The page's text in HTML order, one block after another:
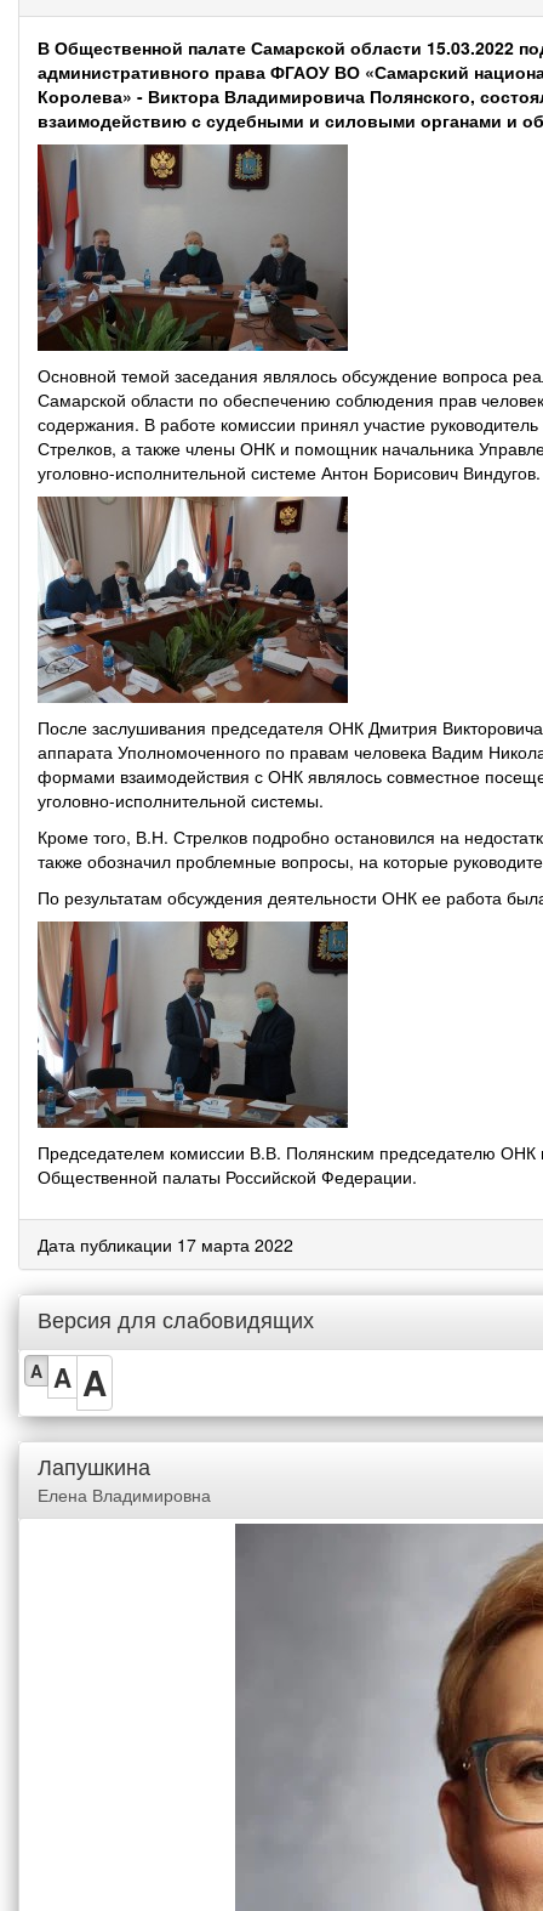
В Общественной палате Самарской области 15.03.2022
административного права ФГАОУ ВО «Самарский
Королева» - Виктора Владимировича Полянского,
взаимодействию с судебными и силовыми органами и
Основной темой заседания являлось обсуждение вопроса
Самарской области по обеспечению соблюдения прав
содержания. В работе комиссии принял участие
Стрелков, а также члены ОНК и помощник начальника
уголовно-исполнительной системе Антон Борисович Виндугов.
После заслушивания председателя ОНК Дмитрия
аппарата Уполномоченного по правам человека Вадим
формами взаимодействия с ОНК являлось совместное
уголовно-исполнительной системы.
Кроме того, В.Н. Стрелков подробно остановился на
также обозначил проблемные вопросы, на которые
По результатам обсуждения деятельности ОНК ее работа
Председателем комиссии В.В. Полянским председателю ОНК
Общественной палаты Российской Федерации.
Дата публикации 17 марта 2022
Версия для слабовидящих
A A A
Лапушкина
Елена Владимировна